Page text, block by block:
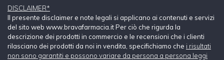
DISCLAIMER*
Il presente disclaimer e note legali si applicano ai contenuti e servizi
del sito web www.bravafarmacia.it Per ciò che rigurda la
descrizione dei prodotti in commercio e le recensioni che i clienti
rilasciano dei prodotti da noi in vendita, specifichiamo che i risultati
non sono garantiti e possono variare da persona a persona leggi